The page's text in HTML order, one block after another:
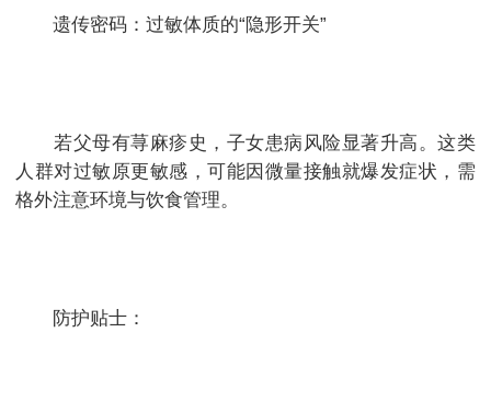
遗传密码：过敏体质的“隐形开关”
若父母有荨麻疹史，子女患病风险显著升高。这类
人群对过敏原更敏感，可能因微量接触就爆发症状，需
格外注意环境与饮食管理。
防护贴士：